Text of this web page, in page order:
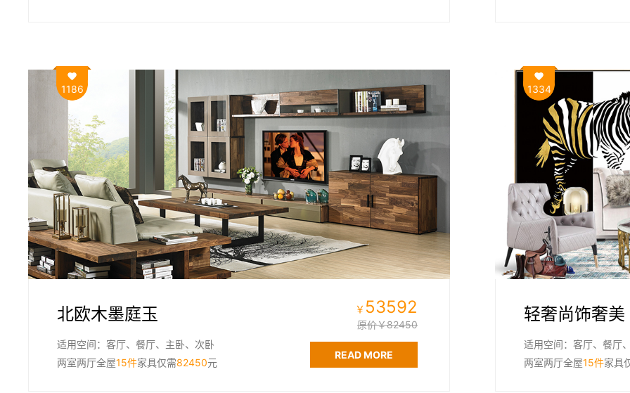
1186
北欧木墨庭玉
适用空间：客厅、餐厅、主卧、次卧
两室两厅全屋15件家具仅需82450元
￥ 53592
原价￥82450
READ MORE
1334
轻奢尚饰奢美
适用空间：客厅、餐厅
两室两厅全屋15件家具